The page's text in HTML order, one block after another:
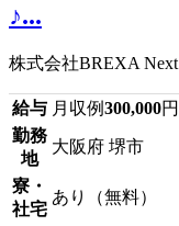
♪...
株式会社BREXA Next
給与 月収例300,000円
勤務
地
大阪府 堺市
寮・
社宅
あり（無料）